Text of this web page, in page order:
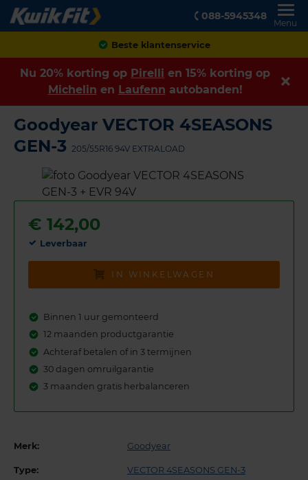
088-5945348
Menu
Achteraf betalen
Nu 20% korting op Pirelli en 15% korting op
Michelin en Laufenn autobanden!
Goodyear VECTOR 4SEASONS
GEN-3 205/55R16 94V EXTRALOAD
€ 142,00
Leverbaar
IN WINKELWAGEN
Binnen 1 uur gemonteerd
12 maanden productgarantie
Achteraf betalen of in 3 termijnen
30 dagen omruilgarantie
3 maanden gratis herbalanceren
Merk: Goodyear
Type: VECTOR 4SEASONS GEN-3